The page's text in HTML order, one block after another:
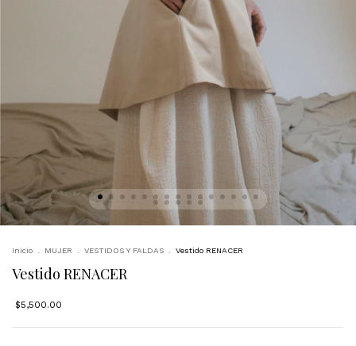
Inicio . MUJER . VESTIDOS Y FALDAS . Vestido RENACER
Vestido RENACER
$5,500.00